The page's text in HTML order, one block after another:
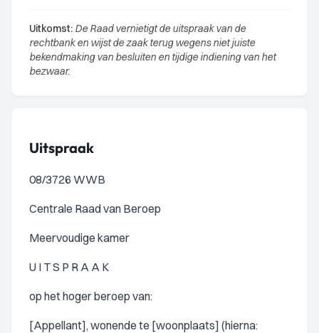
Uitkomst: De Raad vernietigt de uitspraak van de
rechtbank en wijst de zaak terug wegens niet juiste
bekendmaking van besluiten en tijdige indiening van het
bezwaar.
Uitspraak
08/3726 WWB
Centrale Raad van Beroep
Meervoudige kamer
U I T S P R A A K
op het hoger beroep van:
[Appellant], wonende te [woonplaats] (hierna: